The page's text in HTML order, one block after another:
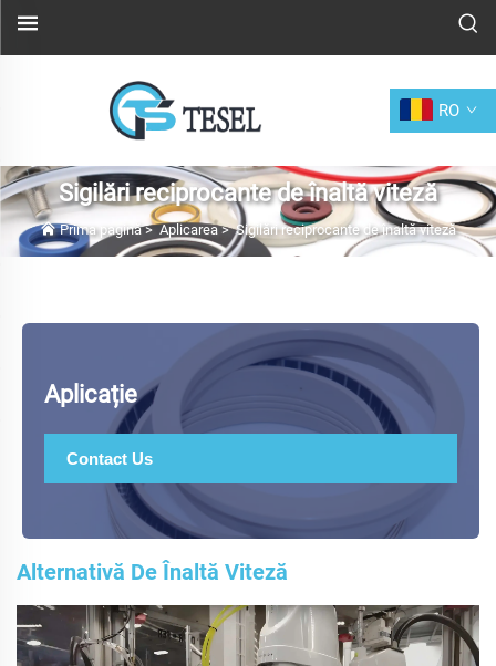
RO
Sigilări reciprocante de înaltă viteză
Prima pagină>Aplicarea>Sigilări reciprocante de înaltă viteză
Aplicație
Contact Us
Alternativă De Înaltă Viteză